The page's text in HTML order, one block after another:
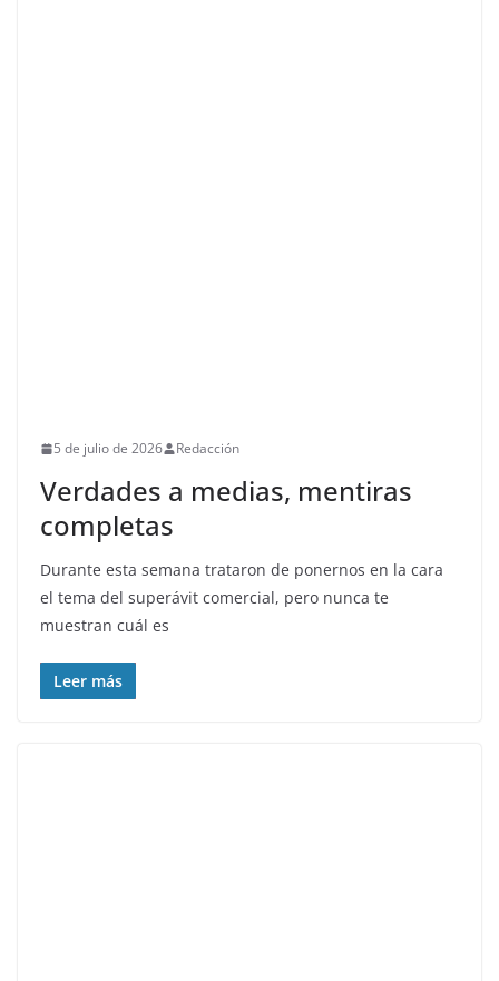
5 de julio de 2026 Redacción
Verdades a medias, mentiras
completas
Durante esta semana trataron de ponernos en la cara
el tema del superávit comercial, pero nunca te
muestran cuál es
Leer más